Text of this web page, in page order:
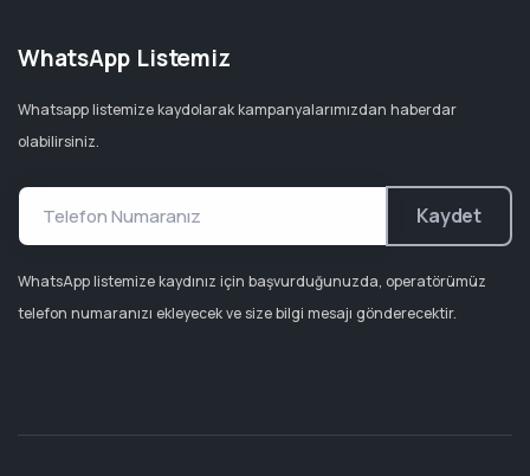
WhatsApp Listemiz
Whatsapp listemize kaydolarak kampanyalarımızdan haberdar
olabilirsiniz.
Kaydet
WhatsApp listemize kaydınız için başvurduğunuzda, operatörümüz
telefon numaranızı ekleyecek ve size bilgi mesajı gönderecektir.